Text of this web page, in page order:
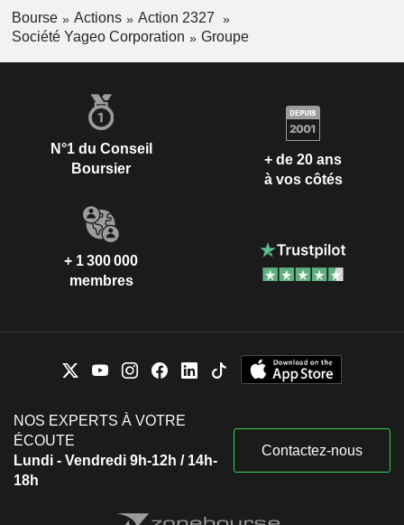
Bourse Actions
Action 2327
Société Yageo Corporation
Groupe
N°1 du Conseil
Boursier
+ de 20 ans
à vos côtés
+ 1 300 000
membres
NOS EXPERTS À VOTRE
ÉCOUTE
Lundi - Vendredi 9h-12h / 14h-
18h
Contactez-nous